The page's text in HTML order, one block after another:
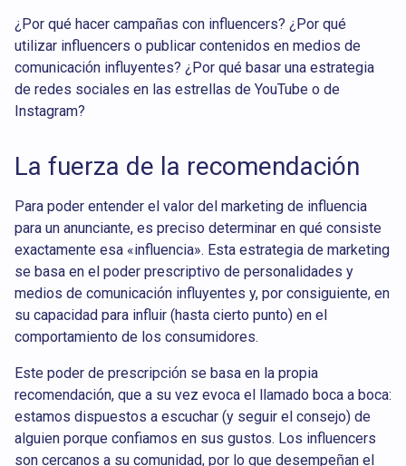
¿Por qué hacer campañas con influencers? ¿Por qué
utilizar influencers o publicar contenidos en medios de
comunicación influyentes? ¿Por qué basar una estrategia
de redes sociales en las estrellas de YouTube o de
Instagram?
La fuerza de la recomendación
Para poder entender el valor del marketing de influencia
para un anunciante, es preciso determinar en qué consiste
exactamente esa «influencia». Esta estrategia de marketing
se basa en el poder prescriptivo de personalidades y
medios de comunicación influyentes y, por consiguiente, en
su capacidad para influir (hasta cierto punto) en el
comportamiento de los consumidores.
Este poder de prescripción se basa en la propia
recomendación, que a su vez evoca el llamado boca a boca:
estamos dispuestos a escuchar (y seguir el consejo) de
alguien porque confiamos en sus gustos. Los influencers
son cercanos a su comunidad, por lo que desempeñan el